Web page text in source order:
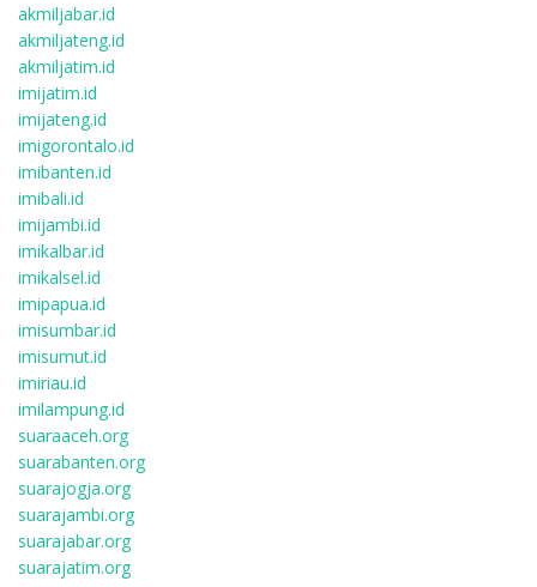
akmiljabar.id
akmiljateng.id
akmiljatim.id
imijatim.id
imijateng.id
imigorontalo.id
imibanten.id
imibali.id
imijambi.id
imikalbar.id
imikalsel.id
imipapua.id
imisumbar.id
imisumut.id
imiriau.id
imilampung.id
suaraaceh.org
suarabanten.org
suarajogja.org
suarajambi.org
suarajabar.org
suarajatim.org